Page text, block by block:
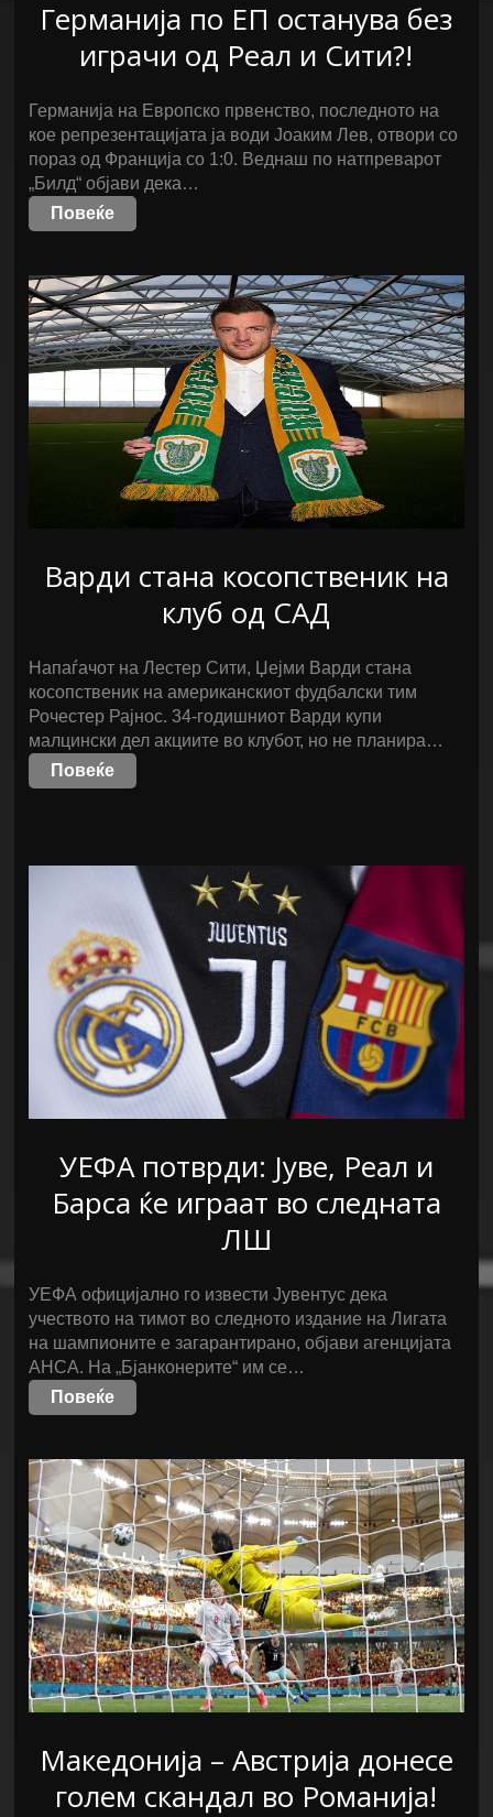
Германија по ЕП останува без
играчи од Реал и Сити?!
Германија на Европско првенство, последното на
кое репрезентацијата ја води Јоаким Лев, отвори со
пораз од Франција со 1:0. Веднаш по натпреварот
„Билд“ објави дека…
Повеќе
Варди стана косопственик на
клуб од САД
Напаѓачот на Лестер Сити, Џејми Варди стана
косопственик на американскиот фудбалски тим
Рочестер Рајнос. 34-годишниот Варди купи
малцински дел акциите во клубот, но не планира…
Повеќе
УЕФА потврди: Јуве, Реал и
Барса ќе играат во следната
ЛШ
УЕФА официјално го извести Јувентус дека
учеството на тимот во следното издание на Лигата
на шампионите е загарантирано, објави агенцијата
АНСА. На „Бјанконерите“ им се…
Повеќе
Македонија – Австрија донесе
голем скандал во Романија!